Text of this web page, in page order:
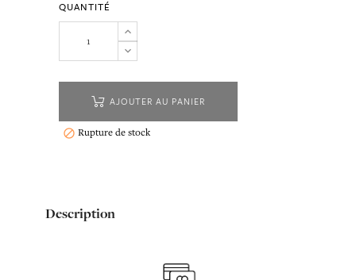
QUANTITÉ
AJOUTER AU PANIER
 Rupture de stock
Description